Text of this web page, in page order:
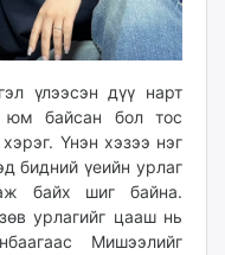
үлээсэн дүү нарт
юм байсан бол тос
Үнэн хэзээ нэг
бидний үеийн урлаг
байх шиг байна.
урлагийг цааш нь
Мишээлийг